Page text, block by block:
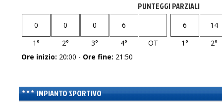
PUNTEGGI PARZIALI
0 0 0
6
1°
2° 3° 4° OT
6
14
1°
2°
Ore inizio: 20:00 - Ore fine: 21:50
IMPIANTO SPORTIVO